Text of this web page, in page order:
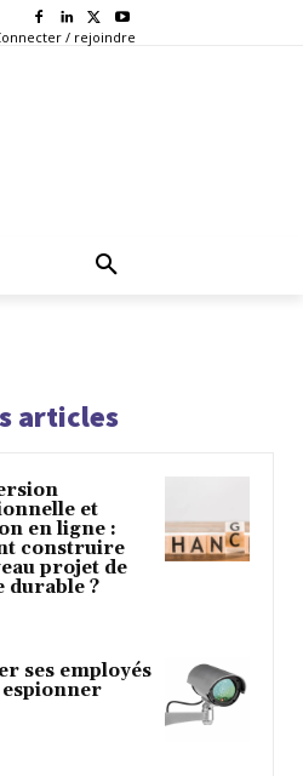
/ rejoindre
articles
et
en ligne :
construire
projet de
durable ?
ses employés
espionner